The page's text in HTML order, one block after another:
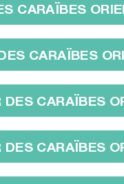
CARAÏBES
CARAÏBES
CARAÏBES
CARAÏBES